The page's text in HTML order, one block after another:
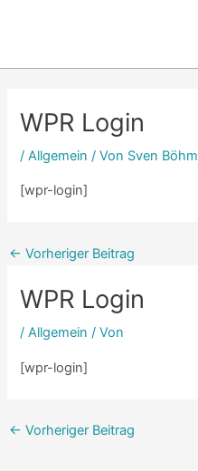
WPR Login
/Allgemein / Von Sven Böhm
[wpr-login]
← Vorheriger Beitrag
WPR Login
/Allgemein / Von
[wpr-login]
← Vorheriger Beitrag